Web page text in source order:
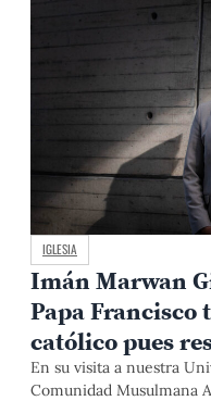
IGLESIA
Imán Marwan
Papa Francisco
católico pues
universales»
En su visita a nuestra
Comunidad Musulmana